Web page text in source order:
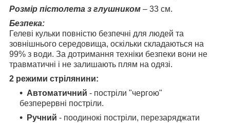
Розмір пістолета з глушником – 33 см.
Безпека:
Гелеві кульки повністю безпечні для людей та
зовнішнього середовища, оскільки складаються на
99% з води. За дотримання техніки безпеки вони не
травматичні і не залишають плям на одязі.
2 режими стрілянини:
Автоматичний - постріли "чергою"
безперервні постріли.
Ручний - поодинокі постріли, перезаряджати